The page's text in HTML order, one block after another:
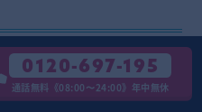
分する場合の手順は以
0120-697-195
通話無料《08:00〜24:00》年中無休